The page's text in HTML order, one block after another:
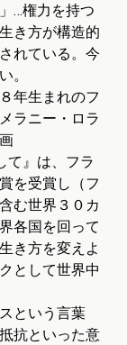
…権力を持つ
き方が構造的
れている。今
。
年生まれのフ
ラニー・ロラ
て』は、フラ
を受賞し（フ
む世界３０カ
各国を回って
き方を変えよ
として世界中
という言葉
抗といった意